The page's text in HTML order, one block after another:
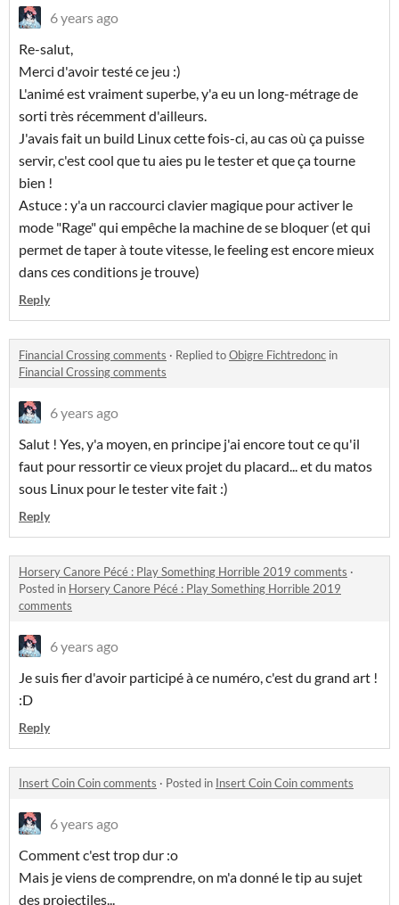
6 years ago
Re-salut,
Merci d'avoir testé ce jeu :)
L'animé est vraiment superbe, y'a eu un long-métrage de
sorti très récemment d'ailleurs.
J'avais fait un build Linux cette fois-ci, au cas où ça puisse
servir, c'est cool que tu aies pu le tester et que ça tourne
bien !
Astuce : y'a un raccourci clavier magique pour activer le
mode "Rage" qui empêche la machine de se bloquer (et qui
permet de taper à toute vitesse, le feeling est encore mieux
dans ces conditions je trouve)
Reply
Financial Crossing comments · Replied toObigre Fichtredonc in
Financial Crossing comments
6 years ago
Salut ! Yes, y'a moyen, en principe j'ai encore tout ce qu'il
faut pour ressortir ce vieux projet du placard... et du matos
sous Linux pour le tester vite fait :)
Reply
Horsery Canore Pécé : Play Something Horrible 2019 comments ·
Posted in Horsery Canore Pécé : Play Something Horrible 2019
comments
6 years ago
Je suis fier d'avoir participé à ce numéro, c'est du grand art !
:D
Reply
Insert Coin Coin comments · Posted in Insert Coin Coin comments
6 years ago
Comment c'est trop dur :o
Mais je viens de comprendre, on m'a donné le tip au sujet
des projectiles...